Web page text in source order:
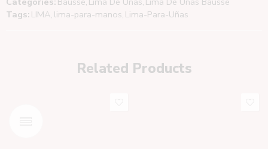
Tags: LIMA, lima-para-manos, Lima-Para-Uñas
Related Products